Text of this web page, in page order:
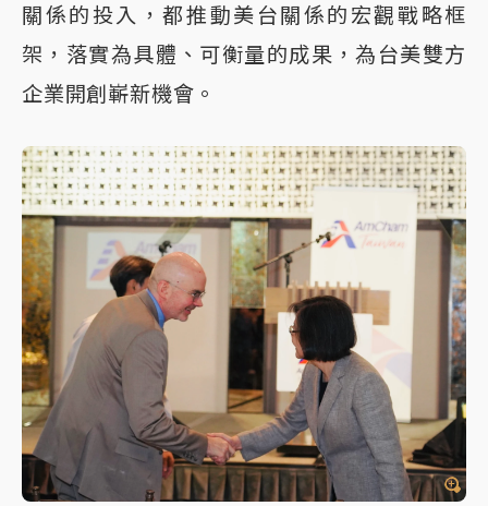
關係的投入，都推動美台關係的宏觀戰略框
架，落實為具體、可衡量的成果，為台美雙方
企業開創嶄新機會。